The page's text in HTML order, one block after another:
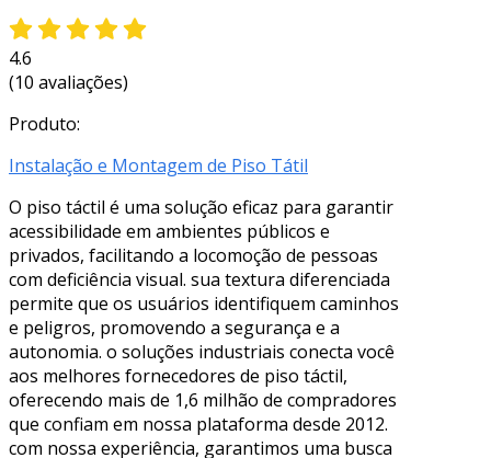
4.6
(10 avaliações)
Produto:
Instalação e Montagem de Piso Tátil
O piso táctil é uma solução eficaz para garantir
acessibilidade em ambientes públicos e
privados, facilitando a locomoção de pessoas
com deficiência visual. sua textura diferenciada
permite que os usuários identifiquem caminhos
e peligros, promovendo a segurança e a
autonomia. o soluções industriais conecta você
aos melhores fornecedores de piso táctil,
oferecendo mais de 1,6 milhão de compradores
que confiam em nossa plataforma desde 2012.
com nossa experiência, garantimos uma busca